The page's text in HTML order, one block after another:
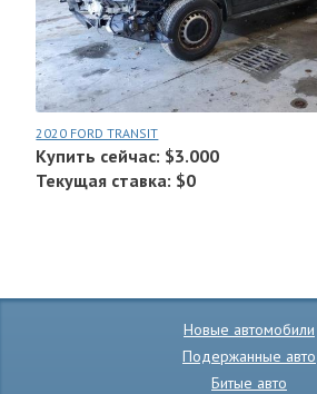
2020 FORD TRANSIT
Купить сейчас: $3.000
Текущая ставка: $0
Новые автомобили
Подержанные авто
Битые авто